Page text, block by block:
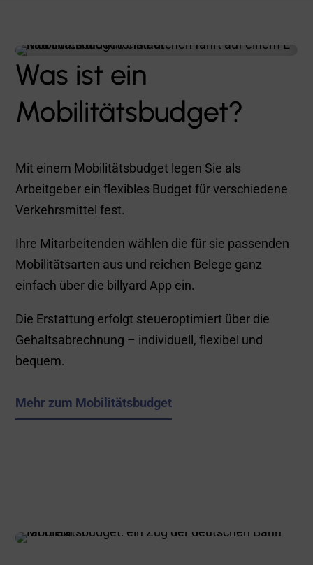
Was ist ein
Mobilitätsbudget?
Mit einem Mobilitätsbudget legen Sie als
Arbeitgeber ein flexibles Budget für verschiedene
Verkehrsmittel fest.
Ihre Mitarbeitenden wählen die für sie passenden
Mobilitätsarten aus und reichen Belege ganz
einfach über die billyard App ein.
Die Erstattung erfolgt steueroptimiert über die
Gehaltsabrechnung – individuell, flexibel und
bequem.
Mehr zum Mobilitätsbudget